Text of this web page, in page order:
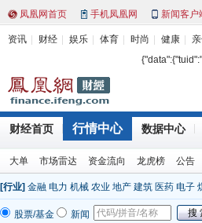
凤凰网首页 手机凤凰网 新闻客户
资讯 财经 娱乐 体育 时尚 健康
财经首页 行情中心 数据中心
大单 市场雷达 资金流向 龙虎榜 公告
[行业] 金融 电力 机械 农业 地产 建筑 医药 电子
股票/基金 新闻